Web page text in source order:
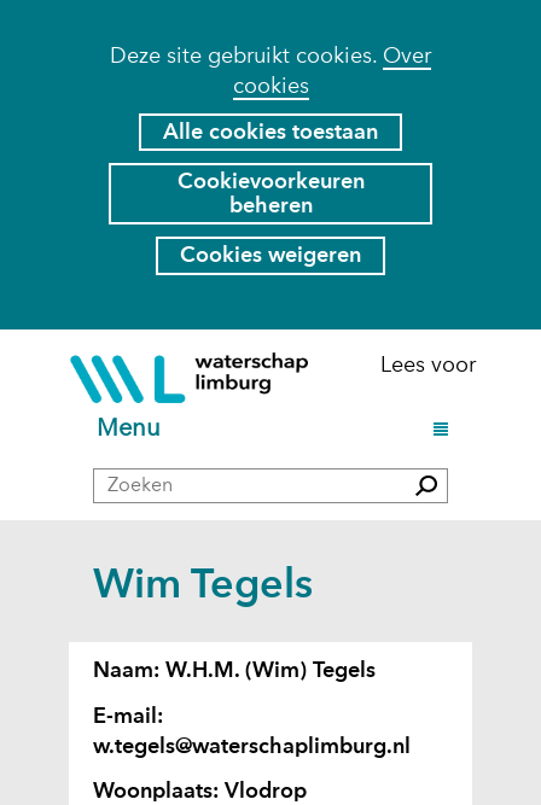
Cookies
toestaan?
Deze site gebruikt cookies. Over
cookies
kan
gebruik
cookies
website
worden
toegestaan
geweigerd.
Alle cookies toestaan
Cookievoorkeuren
beheren
Cookies weigeren
naar
Lees voor
Menu
t
k
p
n
Zoeken Zoeken
Wim Tegels
Naam: W.H.M. (Wim) Tegels
E-mail:
w.tegels@waterschaplimburg.nl
Woonplaats: Vlodrop